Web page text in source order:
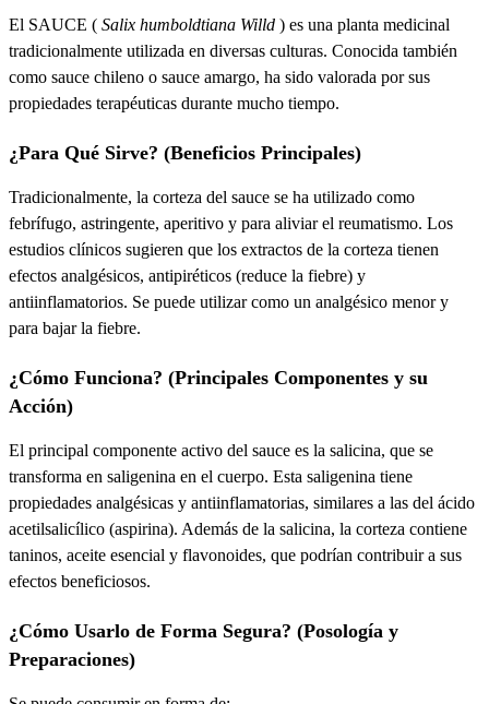
El SAUCE ( Salix humboldtiana Willd ) es una planta medicinal
tradicionalmente utilizada en diversas culturas. Conocida también
como sauce chileno o sauce amargo, ha sido valorada por sus
propiedades terapéuticas durante mucho tiempo.
¿Para Qué Sirve? (Beneficios Principales)
Tradicionalmente, la corteza del sauce se ha utilizado como
febrífugo, astringente, aperitivo y para aliviar el reumatismo. Los
estudios clínicos sugieren que los extractos de la corteza tienen
efectos analgésicos, antipiréticos (reduce la fiebre) y
antiinflamatorios. Se puede utilizar como un analgésico menory
para bajar la fiebre.
¿Cómo Funciona? (Principales Componentes y su
Acción)
El principal componente activo del sauce es la salicina, que se
transforma en saligenina en el cuerpo. Esta saligenina tiene
propiedades analgésicas y antiinflamatorias, similares a las del ácido
acetilsalicílico (aspirina). Además de la salicina, la corteza contiene
taninos, aceite esencial y flavonoides, que podrían contribuir a sus
efectos beneficiosos.
¿Cómo Usarlo de Forma Segura? (Posología y
Preparaciones)